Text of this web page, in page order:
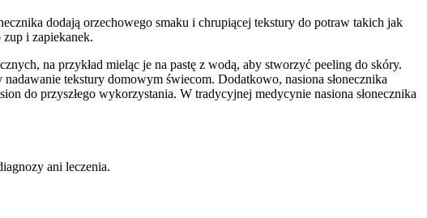
dodają orzechowego smaku i chrupiącej tekstury do potraw takich jak
i zapiekanek.
na przykład mieląc je na pastę z wodą, aby stworzyć peeling do skóry.
tekstury domowym świecom. Dodatkowo, nasiona słonecznika
do przyszłego wykorzystania. W tradycyjnej medycynie nasiona słonecznika
ani leczenia.